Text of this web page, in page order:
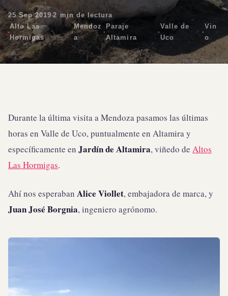
25 Sep 2019 2 min de lectura
Alto Las
Hormigas
·
Mendoz
a
·
Paraje
Altamira
·
Valle de
Uco
·
Vin
o
Durante la última visita a Mendoza pasamos las últimas
horas en Valle de Uco, puntualmente en Altamira y
específicamente en Jardín de Altamira, viñedo de Altos
Las Hormigas.
Ahí nos esperaban Alice Viollet, embajadora de marca, y
Juan José Borgnia, ingeniero agrónomo.